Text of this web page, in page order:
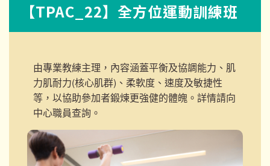
【TPAC_22】全方位運動訓練班
由專業教練主理，內容涵蓋平衡及協調能力、肌
力肌耐力(核心肌群)、柔軟度、速度及敏捷性
等，以協助參加者鍛煉更強健的體魄。詳情請向
中心職員查詢。